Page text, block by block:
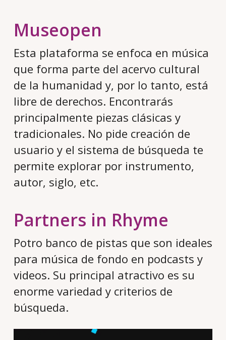
Museopen
Esta plataforma se enfoca en música
que forma parte del acervo cultural
de la humanidad y, por lo tanto, está
libre de derechos. Encontrarás
principalmente piezas clásicas y
tradicionales. No pide creación de
usuario y el sistema de búsqueda te
permite explorar por instrumento,
autor, siglo, etc.
Partners in Rhyme
Potro banco de pistas que son ideales
para música de fondo en podcasts y
videos. Su principal atractivo es su
enorme variedad y criterios de
búsqueda.